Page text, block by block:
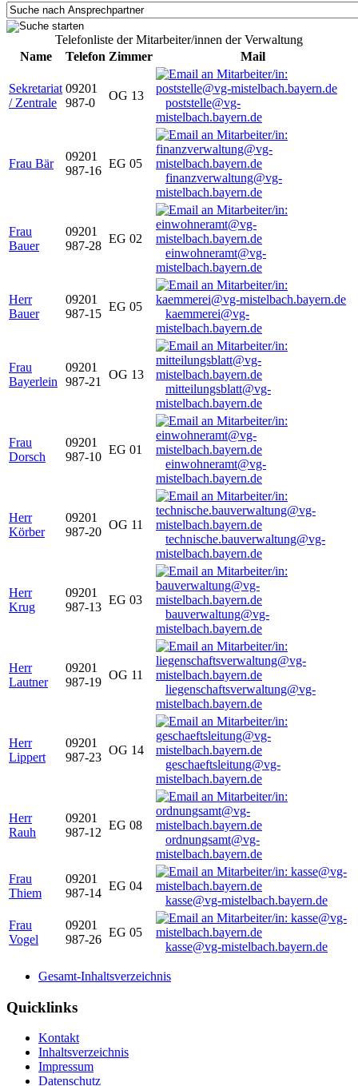
Telefonliste der Mitarbeiter/innen der Verwaltung
Name
Telefon Zimmer Mail
Sekretariat
/ Zentrale
09201
987-0
OG 13
poststelle@vg-
mistelbach.bayern.de
Frau Bär
09201
987-16
EG 05
finanzverwaltung@vg-
mistelbach.bayern.de
Frau
Bauer
09201
987-28
EG 02
einwohneramt@vg-
mistelbach.bayern.de
Herr
Bauer
09201
987-15
EG 05
kaemmerei@vg-
mistelbach.bayern.de
Frau
Bayerlein
09201
987-21
OG 13
mitteilungsblatt@vg-
mistelbach.bayern.de
Frau
Dorsch
09201
987-10
EG 01
einwohneramt@vg-
mistelbach.bayern.de
Herr
Körber
09201
987-20
OG 11
technische.bauverwaltung@vg-
mistelbach.bayern.de
Herr
Krug
09201
987-13
EG 03
bauverwaltung@vg-
mistelbach.bayern.de
Herr
Lautner
09201
987-19
OG 11
liegenschaftsverwaltung@vg-
mistelbach.bayern.de
Herr
Lippert
09201
987-23
OG 14
geschaeftsleitung@vg-
mistelbach.bayern.de
Herr
Rauh
09201
987-12
EG 08
ordnungsamt@vg-
mistelbach.bayern.de
Frau
Thiem
09201
987-14
EG 04
kasse@vg-mistelbach.bayern.de
Frau
Vogel
09201
987-26
EG 05
kasse@vg-mistelbach.bayern.de
Gesamt-Inhaltsverzeichnis
Quicklinks
Kontakt
Inhaltsverzeichnis
Impressum
Datenschutz